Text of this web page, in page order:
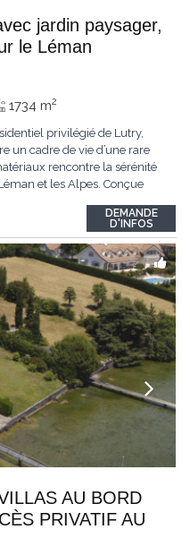
jardin paysager,
le Léman
1734 m2
privilégié de Lutry,
un cadre de vie d’une rare
rencontre la sérénité
et les Alpes. Conçue
et son atmosphère
...
DEMANDE
D'INFOS
AU BORD
PRIVATIF AU